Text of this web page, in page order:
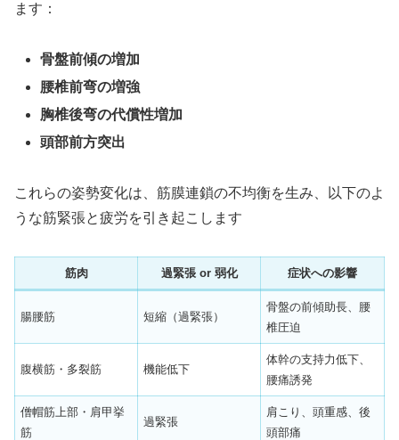
ます：
骨盤前傾の増加
腰椎前弯の増強
胸椎後弯の代償性増加
頭部前方突出
これらの姿勢変化は、筋膜連鎖の不均衡を生み、以下のよ
うな筋緊張と疲労を引き起こします
筋肉 過緊張 or 弱化 症状への影響
腸腰筋 短縮（過緊張）
骨盤の前傾助長、腰
椎圧迫
腹横筋・多裂筋 機能低下
体幹の支持力低下、
腰痛誘発
僧帽筋上部・肩甲挙
筋
過緊張
肩こり、頭重感、後
頭部痛